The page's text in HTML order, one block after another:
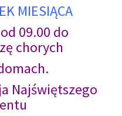
MIESIĄCA
09.00 do
chorych
Najświętszego